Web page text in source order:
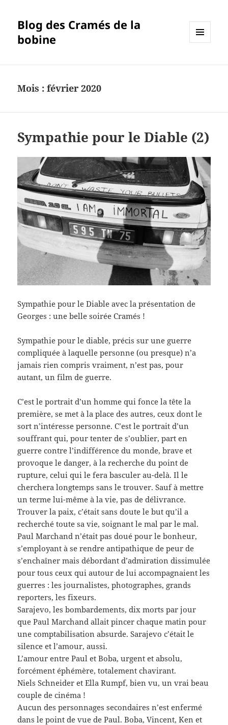
Blog des Cramés de la
bobine
Mois :février 2020
Sympathie pour le Diable (2)
Sympathie pour le Diable avec la présentation de
Georges : une belle soirée Cramés !
Sympathie pour le diable, précis sur une guerre
compliquée à laquelle personne (ou presque) n’a
jamais rien compris vraiment, n’est pas, pour
autant, un film de guerre.
C’est le portrait d’un homme qui fonce la tête la
première, se met à la place des autres, ceux dont le
sort n’intéresse personne. C’est le portrait d’un
souffrant qui, pour tenter de s’oublier, part en
guerre contre l’indifférence du monde, brave et
provoque le danger, à la recherche du point de
rupture, celui qui le fera basculer au-delà. Il le
cherchera longtemps sans le trouver. Sauf à mettre
un terme lui-même à la vie, pas de délivrance.
Trouver la paix, c’était sans doute le but qu’il a
recherché toute sa vie, soignant le mal par le mal.
Paul Marchand n’était pas doué pour le bonheur,
s’employant à se rendre antipathique de peur de
s’enchaîner mais débordant d’admiration dissimulée
pour tous ceux qui autour de lui accompagnaient les
guerres : les journalistes, photographes, grands
reporters, les fixeurs.
Sarajevo, les bombardements, dix morts par jour
que Paul Marchand allait pincer chaque matin pour
une comptabilisation absurde. Sarajevo c’était le
silence et l’amour, aussi.
L’amour entre Paul et Boba, urgent et absolu,
forcément éphémère, totalement chavirant.
Niels Schneider et Ella Rumpf, bien vu, un vrai beau
couple de cinéma !
Aucun des personnages secondaires n’est enfermé
dans le point de vue de Paul. Boba, Vincent, Ken et